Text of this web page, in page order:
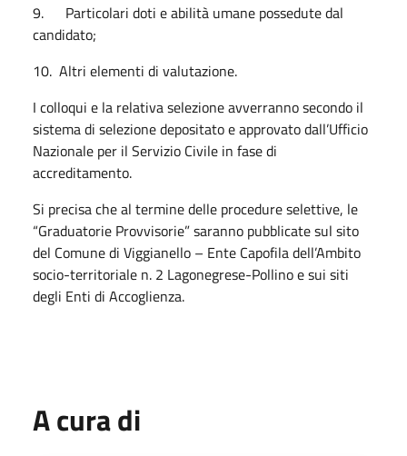
9. Particolari doti e abilità umane possedute dal
candidato;
10. Altri elementi di valutazione.
I colloqui e la relativa selezione avverranno secondo il
sistema di selezione depositato e approvato dall’Ufficio
Nazionale per il Servizio Civile in fase di
accreditamento.
Si precisa che al termine delle procedure selettive, le
“Graduatorie Provvisorie” saranno pubblicate sul sito
del Comune di Viggianello – Ente Capofila dell’Ambito
socio-territoriale n. 2 Lagonegrese-Pollino e sui siti
degli Enti di Accoglienza.
A cura di